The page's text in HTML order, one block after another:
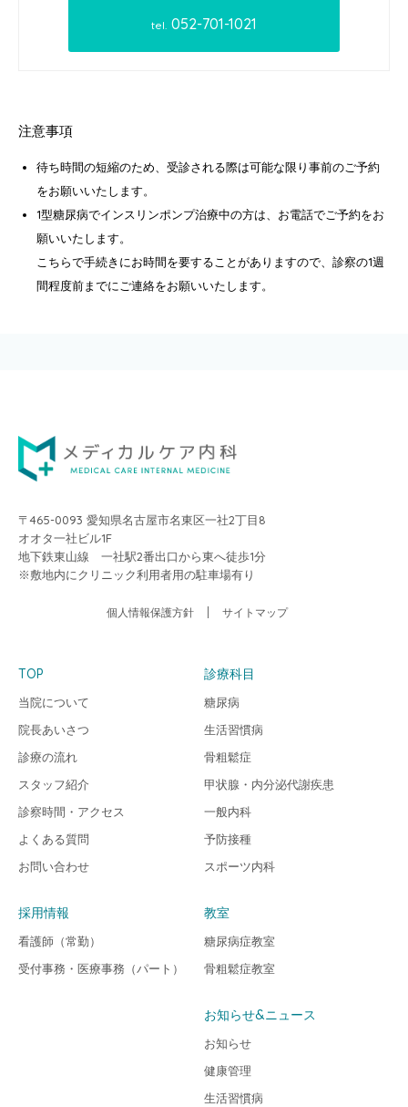
tel. 052-701-1021
注意事項
待ち時間の短縮のため、受診される際は可能な限り事前のご予約
をお願いいたします。
1型糖尿病でインスリンポンプ治療中の方は、お電話でご予約をお
願いいたします。
こちらで手続きにお時間を要することがありますので、診察の1週
間程度前までにご連絡をお願いいたします。
〒465-0093 愛知県名古屋市名東区一社2丁目8
オオタ一社ビル1F
地下鉄東山線 一社駅2番出口から東へ徒歩1分
※敷地内にクリニック利用者用の駐車場有り
個人情報保護方針 サイトマップ
TOP
当院について
院長あいさつ
診療の流れ
スタッフ紹介
診察時間・アクセス
よくある質問
お問い合わせ
診療科目
糖尿病
生活習慣病
骨粗鬆症
甲状腺・内分泌代謝疾患
一般内科
予防接種
スポーツ内科
採用情報
看護師（常勤）
受付事務・医療事務（パート）
教室
糖尿病症教室
骨粗鬆症教室
お知らせ&ニュース
お知らせ
健康管理
生活習慣病